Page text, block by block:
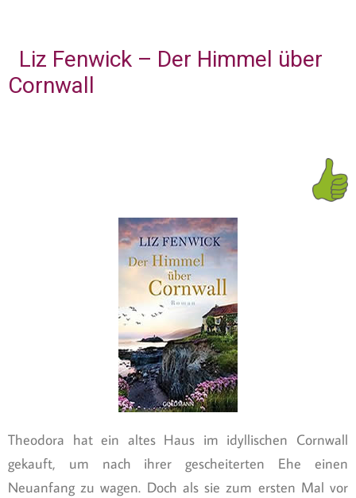
Liz Fenwick – Der Himmel über
Cornwall
Theodora hat ein altes Haus im idyllischen Cornwall
gekauft, um nach ihrer gescheiterten Ehe einen
Neuanfang zu wagen. Doch als sie zum ersten Mal vor